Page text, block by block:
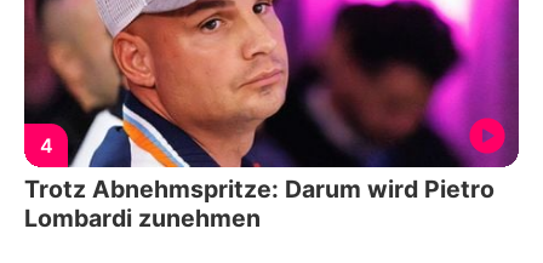
4
Trotz Abnehmspritze: Darum wird Pietro
Lombardi zunehmen